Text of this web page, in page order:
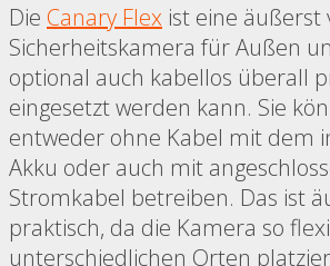
Die Canary Flex ist eine äußerst
Sicherheitskamera für Außen
optional auch kabellos überall
eingesetzt werden kann. Sie
entweder ohne Kabel mit dem
Akku oder auch mit
Stromkabel betreiben. Das ist
praktisch, da die Kamera so
unterschiedlichen Orten